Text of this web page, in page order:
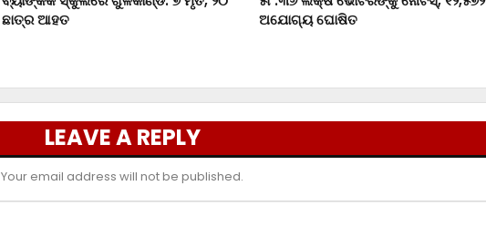
ଛାତ୍ର ଆହତ
ଅଯୋଗ୍ୟ ଘୋଷିତ
LEAVE A REPLY
Your email address will not be published.